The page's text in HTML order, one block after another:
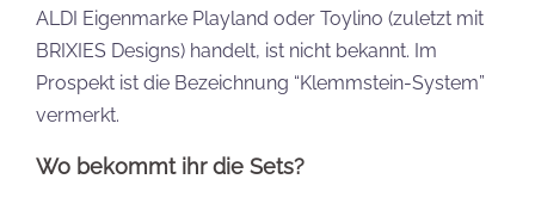
ALDI Eigenmarke Playland oder Toylino (zuletzt mit
BRIXIES Designs) handelt, ist nicht bekannt. Im
Prospekt ist die Bezeichnung “Klemmstein-System”
vermerkt.
Wo bekommt ihr die Sets?